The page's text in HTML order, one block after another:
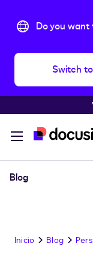
Do you
Switch
Accede al
Blog
Inicio Blog